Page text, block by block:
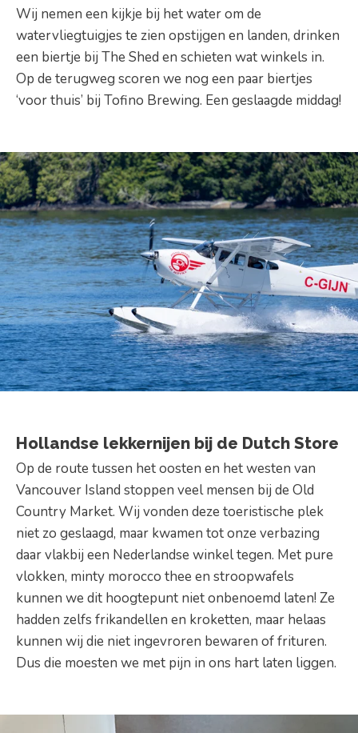
Wij nemen een kijkje bij het water om de
watervliegtuigjes te zien opstijgen en landen, drinken
een biertje bij The Shed en schieten wat winkels in.
Op de terugweg scoren we nog een paar biertjes
‘voor thuis’ bij Tofino Brewing. Een geslaagde middag!
Hollandse lekkernijen bij de Dutch Store
Op de route tussen het oosten en het westen van
Vancouver Island stoppen veel mensen bij de Old
Country Market. Wij vonden deze toeristische plek
niet zo geslaagd, maar kwamen tot onze verbazing
daar vlakbij een Nederlandse winkel tegen. Met pure
vlokken, minty morocco thee en stroopwafels
kunnen we dit hoogtepunt niet onbenoemd laten! Ze
hadden zelfs frikandellen en kroketten, maar helaas
kunnen wij die niet ingevroren bewaren of frituren.
Dus die moesten we met pijn in ons hart laten liggen.